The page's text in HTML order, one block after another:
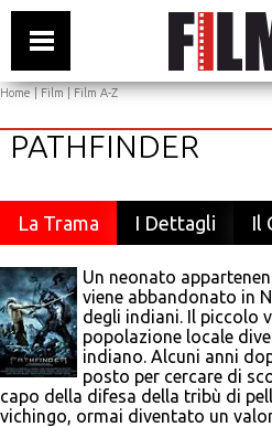
Home|Film|Film A-Z
PATHFINDER
La Trama I Dettagli Il
Un neonato
viene abbandonato in
degli indiani. Il piccolo
popolazione locale
indiano. Alcuni anni
posto per cercare di
capo della difesa della tribù di
vichingo, ormai diventato un